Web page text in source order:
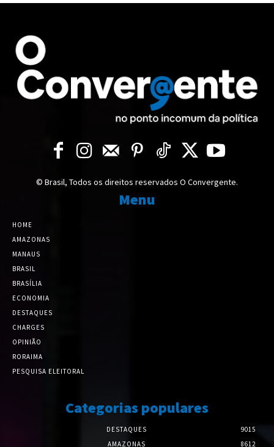
© Brasil, Todos os direitos reservados O Convergente.
Menu
HOME
AMAZONAS
MANAUS
BRASIL
BRASÍLIA
ECONOMIA
DESTAQUES
CHARGES
OPINIÃO
RORAIMA
PESQUISA ELEITORAL
Categorias populares
DESTAQUES
9015
AMAZONAS
8612